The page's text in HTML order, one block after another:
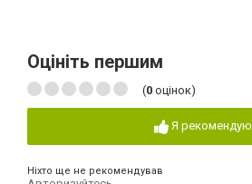
Оцініть першим
(0 оцінок)
Я рекомендую
Ніхто ще не рекомендував